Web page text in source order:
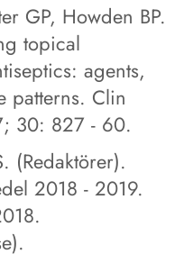
GP, Howden BP.
topical
agents,
patterns. Clin
30: 827 - 60.
(Redaktörer).
2018 - 2019.